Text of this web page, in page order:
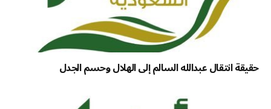
حقيقة انتقال عبدالله السالم إلى الهلال وحسم الجدل